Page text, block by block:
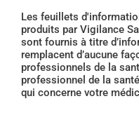
Les feuillets
produits par Vigilance
sont fournis à titre
remplacent d’aucune
professionnels de la
professionnel de la
qui concerne votre